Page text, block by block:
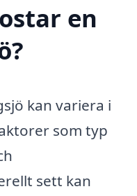
en
kan variera i
som typ
sett kan